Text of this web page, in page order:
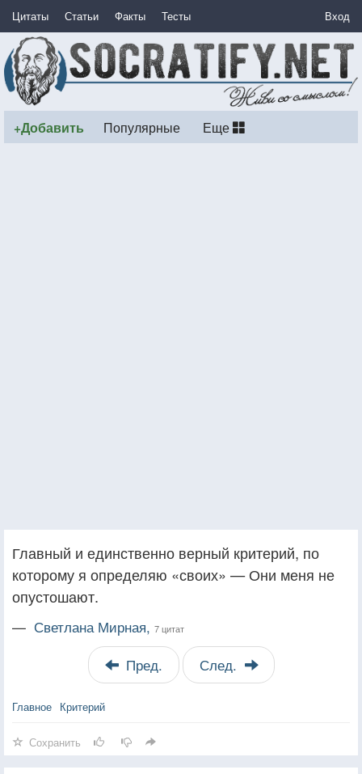
Цитаты Статьи Факты Тесты Вход
+Добавить Популярные Еще
Главный и единственно верный критерий, по
которому я определяю «своих» — Они меня не
опустошают.
— Светлана Мирная, 7 цитат
Пред. След.
Главное Критерий
Сохранить